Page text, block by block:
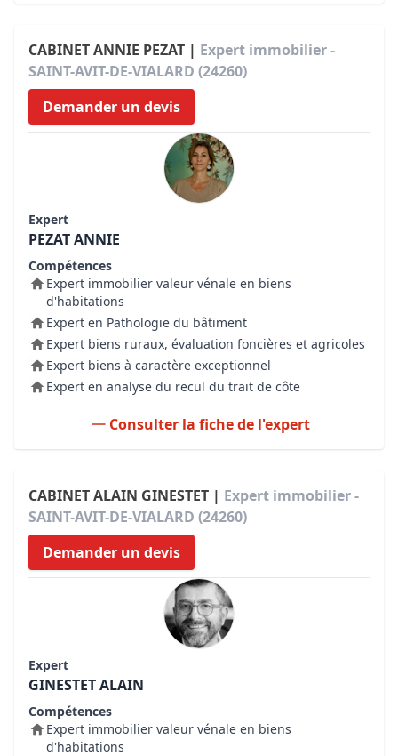
CABINET ANNIE PEZAT | Expert immobilier -
SAINT-AVIT-DE-VIALARD (24260)
Demander un devis
Expert
PEZAT ANNIE
Compétences
Expert immobilier valeur vénale en biens
d'habitations
Expert en Pathologie du bâtiment
Expert biens ruraux, évaluation foncières et agricoles
Expert biens à caractère exceptionnel
Expert en analyse du recul du trait de côte
Consulter la fiche de l'expert
CABINET ALAIN GINESTET | Expert immobilier -
SAINT-AVIT-DE-VIALARD (24260)
Demander un devis
Expert
GINESTET ALAIN
Compétences
Expert immobilier valeur vénale en biens
d'habitations